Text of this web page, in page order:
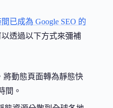
已成為 Google SEO 的
以透過以下方式來彌補
將動態頁面轉為靜態快
間。